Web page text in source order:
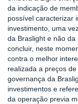
da indicação de
possível caracterizar
investimento, uma
da Braslight e não
concluir, neste
contra o melhor
realizada a preços
governança da
investimentos e
da operação previa